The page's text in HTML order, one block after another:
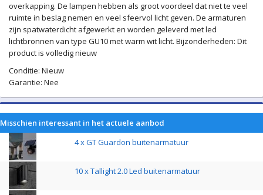
overkapping. De lampen hebben als groot voordeel dat niet te veel
ruimte in beslag nemen en veel sfeervol licht geven. De armaturen
zijn spatwaterdicht afgewerkt en worden geleverd met led
lichtbronnen van type GU10 met warm wit licht. Bijzonderheden: Dit
product is volledig nieuw
Conditie: Nieuw
Garantie: Nee
Misschien interessant in het actuele aanbod
4 x GT Guardon buitenarmatuur
10 x Tallight 2.0 Led buitenarmatuur